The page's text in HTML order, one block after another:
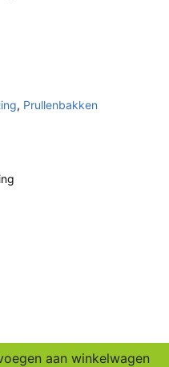
, Prullenbakken
afvalbak vuilnisbak met
aan winkelwagen